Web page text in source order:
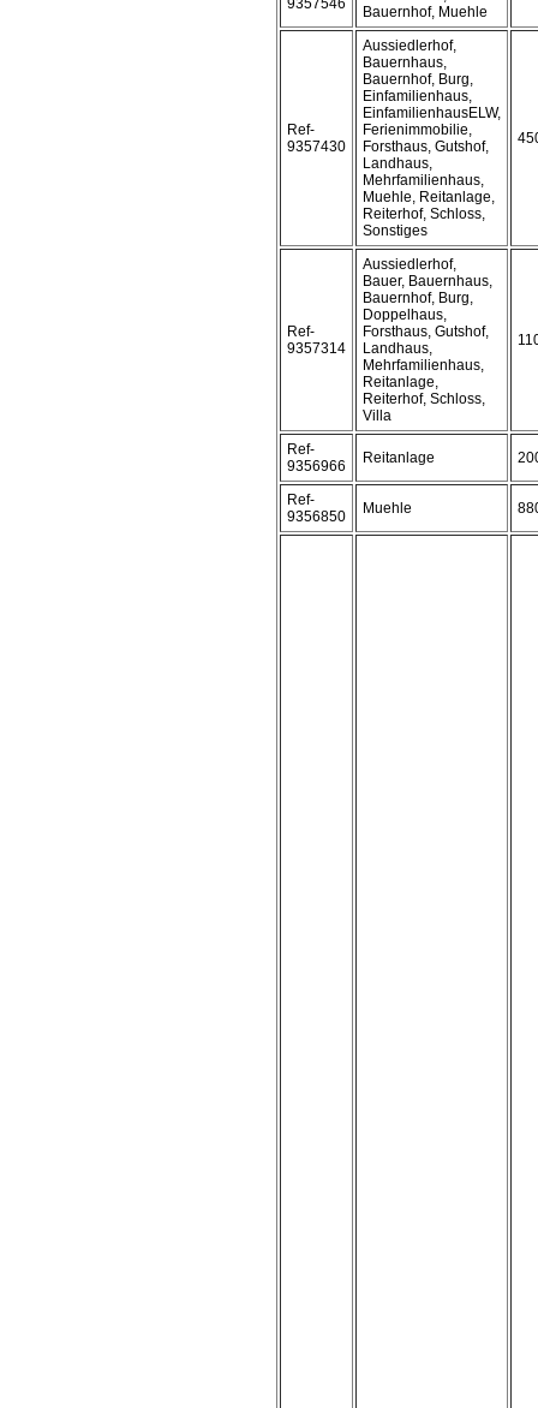
9357546
Bauernhof, Muehle
Ref-
9357430
Aussiedlerhof,
Bauernhaus,
Bauernhof, Burg,
Einfamilienhaus,
EinfamilienhausELW,
Ferienimmobilie,
Forsthaus, Gutshof,
Landhaus,
Mehrfamilienhaus,
Muehle, Reitanlage,
Reiterhof, Schloss,
Sonstiges
Ref-
9357314
Aussiedlerhof,
Bauer, Bauernhaus,
Bauernhof, Burg,
Doppelhaus,
Forsthaus, Gutshof,
Landhaus,
Mehrfamilienhaus,
Reitanlage,
Reiterhof, Schloss,
Villa
Ref-
9356966
Reitanlage
Ref-
9356850
Muehle